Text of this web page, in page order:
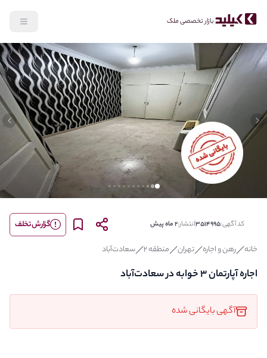
بازار تخصصی ملک
Previous slide
خانه رهن و اجاره تهران منطقه 2 سعادت‌آباد
کد آگهی:3514995انتشار:2 ماه پیش
آگهی بایگانی شده
اجاره آپارتمان 3 خوابه در سعادت‌آباد
گزارش تخلف